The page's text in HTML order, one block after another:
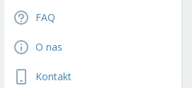
FAQ
O nas
Kontakt